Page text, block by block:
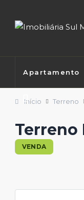
Apartamento
Início Terreno
Terreno
VENDA